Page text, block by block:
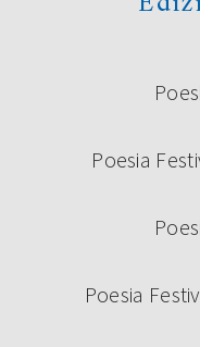
Poesia
Poesia